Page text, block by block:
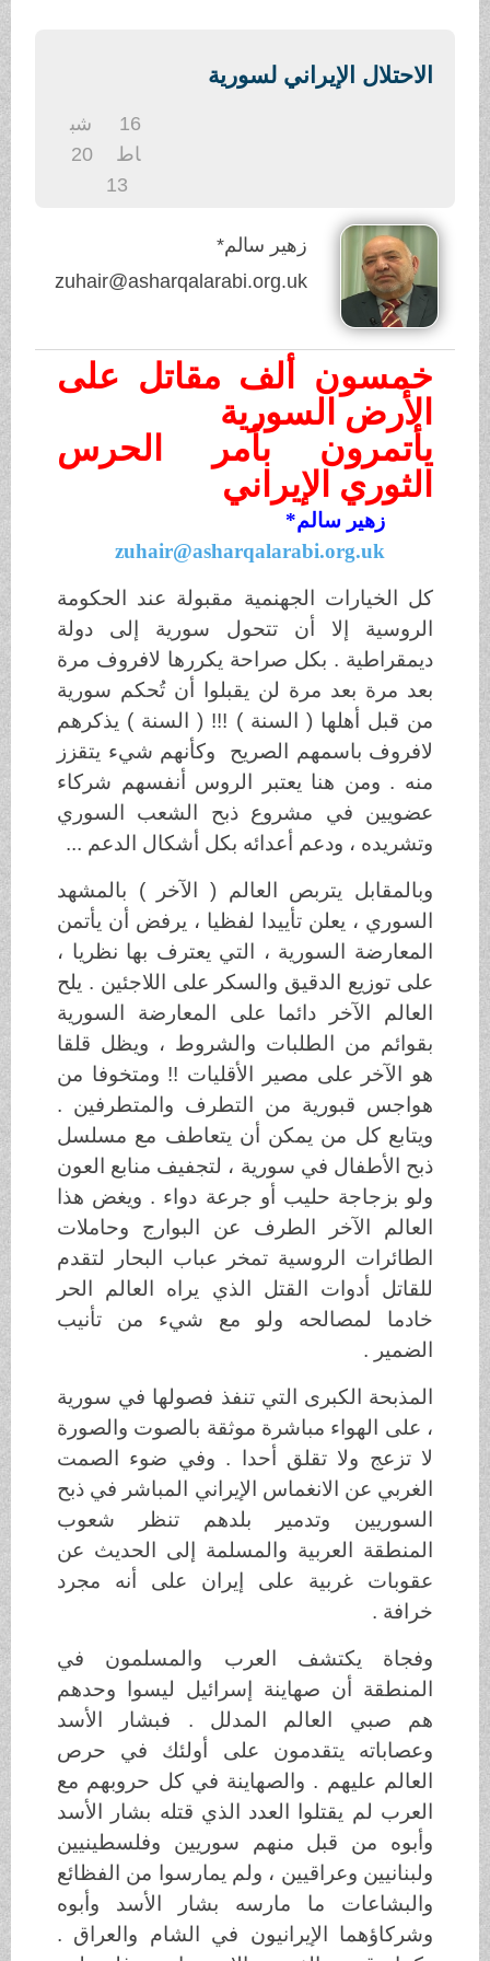
الاحتلال الإيراني لسورية
اط
20
زهير سالم*
zuhair@asharqalarabi.org.uk
خمسون ألف مقاتل على
الأرض السورية
يأتمرون بأمر الحرس
الثوري الإيراني
زهير سالم*
zuhair@asharqalarabi.org.uk
كل الخيارات الجهنمية مقبولة عند الحكومة
الروسية إلا أن تتحول سورية إلى دولة
ديمقراطية . بكل صراحة يكررها لافروف مرة
بعد مرة بعد مرة لن يقبلوا أن تُحكم سورية
من قبل أهلها ( السنة ) !!! ( السنة ) يذكرهم
لافروف باسمهم الصريح وكأنهم شيء يتقزز
منه . ومن هنا يعتبر الروس أنفسهم شركاء
عضويين في مشروع ذبح الشعب السوري
وتشريده ، ودعم أعدائه بكل أشكال الدعم ...
وبالمقابل يتربص العالم ( الآخر ) بالمشهد
السوري ، يعلن تأييدا لفظيا ، يرفض أن يأتمن
المعارضة السورية ، التي يعترف بها نظريا ،
على توزيع الدقيق والسكر على اللاجئين . يلح
العالم الآخر دائما على المعارضة السورية
بقوائم من الطلبات والشروط ، ويظل قلقا
هو الآخر على مصير الأقليات !! ومتخوفا من
هواجس قبورية من التطرف والمتطرفين .
ويتابع كل من يمكن أن يتعاطف مع مسلسل
ذبح الأطفال في سورية ، لتجفيف منابع العون
ولو بزجاجة حليب أو جرعة دواء . ويغض هذا
العالم الآخر الطرف عن البوارج وحاملات
الطائرات الروسية تمخر عباب البحار لتقدم
للقاتل أدوات القتل الذي يراه العالم الحر
خادما لمصالحه ولو مع شيء من تأنيب
الضمير .
المذبحة الكبرى التي تنفذ فصولها في سورية
، على الهواء مباشرة موثقة بالصوت والصورة
لا تزعج ولا تقلق أحدا . وفي ضوء الصمت
الغربي عن الانغماس الإيراني المباشر في ذبح
السوريين وتدمير بلدهم تنظر شعوب
المنطقة العربية والمسلمة إلى الحديث عن
عقوبات غربية على إيران على أنه مجرد
خرافة .
وفجاة يكتشف العرب والمسلمون في
المنطقة أن صهاينة إسرائيل ليسوا وحدهم
هم صبي العالم المدلل . فبشار الأسد
وعصاباته يتقدمون على أولئك في حرص
العالم عليهم . والصهاينة في كل حروبهم مع
العرب لم يقتلوا العدد الذي قتله بشار الأسد
وأبوه من قبل منهم سوريين وفلسطينيين
ولبنانيين وعراقيين ، ولم يمارسوا من الفظائع
والبشاعات ما مارسه بشار الأسد وأبوه
وشركاؤهما الإيرانيون في الشام والعراق .